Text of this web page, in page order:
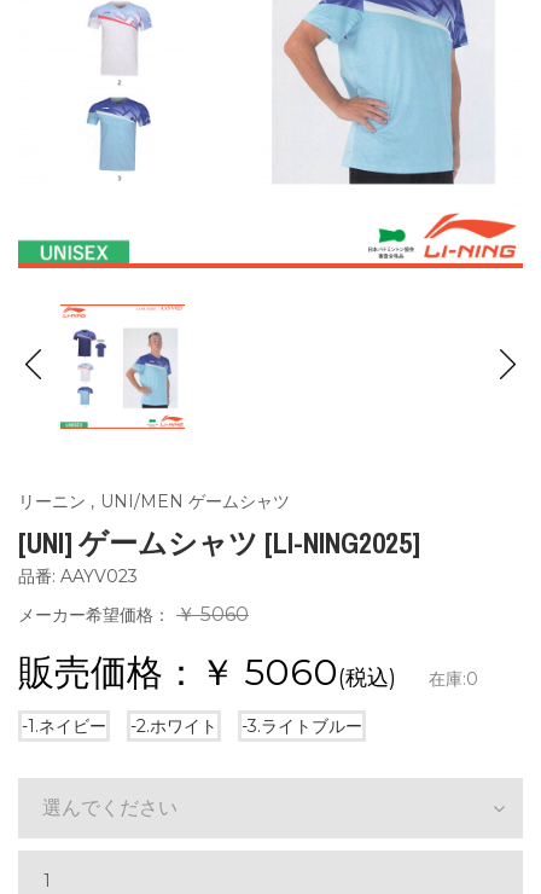
リーニン , UNI/MEN ゲームシャツ
[UNI] ゲームシャツ [LI-NING2025]
品番: AAYV023
メーカー希望価格：
￥ 5060
販売価格：￥ 5060(税込) 在庫:0
-1.ネイビー -2.ホワイト -3.ライトブルー
選んでください